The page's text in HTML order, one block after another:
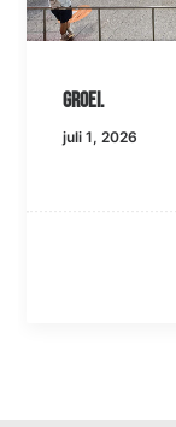
Groei.
juli 1, 2026